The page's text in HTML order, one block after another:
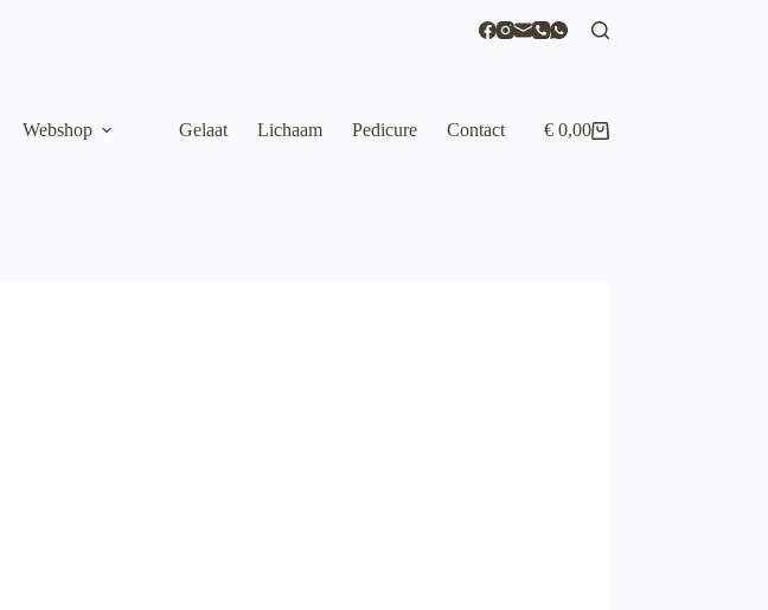
Webshop Gelaat Lichaam Pedicure Contact Winkelwagen
€0,00